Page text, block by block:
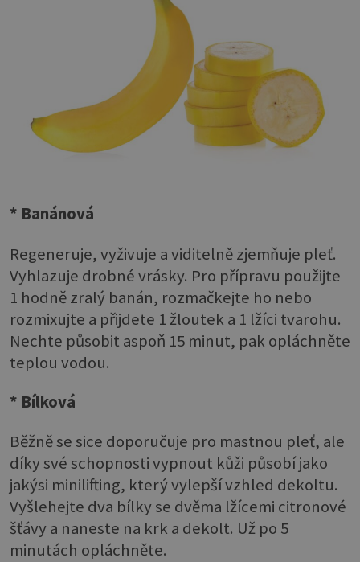
* Banánová
Regeneruje, vyživuje a viditelně zjemňuje pleť.
Vyhlazuje drobné vrásky. Pro přípravu použijte
1 hodně zralý banán, rozmačkejte ho nebo
rozmixujte a přijdete 1 žloutek a 1 lžíci tvarohu.
Nechte působit aspoň 15 minut, pak opláchněte
teplou vodou.
* Bílková
Běžně se sice doporučuje pro mastnou pleť, ale
díky své schopnosti vypnout kůži působí jako
jakýsi minilifting, který vylepší vzhled dekoltu.
Vyšlehejte dva bílky se dvěma lžícemi citronové
šťávy a naneste na krk a dekolt. Už po 5
minutách opláchněte.